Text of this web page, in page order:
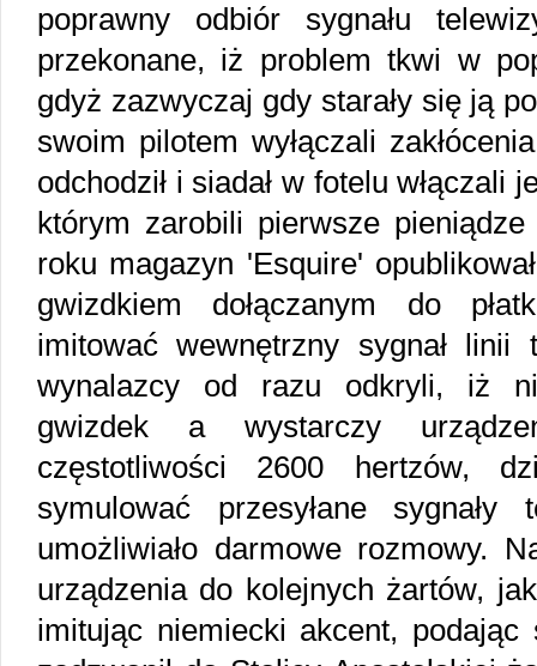
poprawny odbiór sygnału
przekonane, iż problem tkwi w
gdyż zazwyczaj gdy starały się ją
swoim pilotem wyłączali
odchodził i siadał w fotelu włączali
którym zarobili pierwsze
roku magazyn 'Esquire'
gwizdkiem dołączanym do
imitować wewnętrzny sygnał linii
wynalazcy od razu odkryli, iż
gwizdek a wystarczy
częstotliwości 2600 hertzów,
symulować przesyłane
umożliwiało darmowe rozmowy.
urządzenia do kolejnych żartów,
imitując niemiecki akcent,